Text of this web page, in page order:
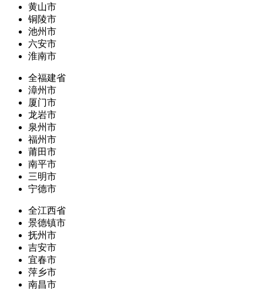
黄山市
铜陵市
池州市
六安市
淮南市
全福建省
漳州市
厦门市
龙岩市
泉州市
福州市
莆田市
南平市
三明市
宁德市
全江西省
景德镇市
抚州市
吉安市
宜春市
萍乡市
南昌市